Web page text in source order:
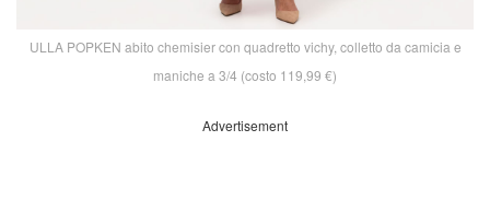
ULLA POPKEN abito chemisier con quadretto vichy, colletto da camicia e
maniche a 3/4 (costo 119,99 €)
Advertisement